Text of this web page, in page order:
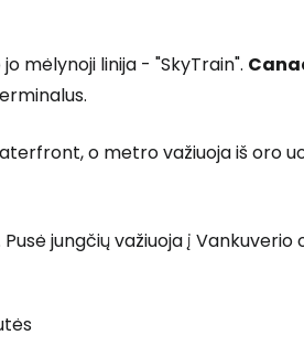
mėlynoji linija - "SkyTrain".
o metro važiuoja iš oro
Pusė jungčių važiuoja į